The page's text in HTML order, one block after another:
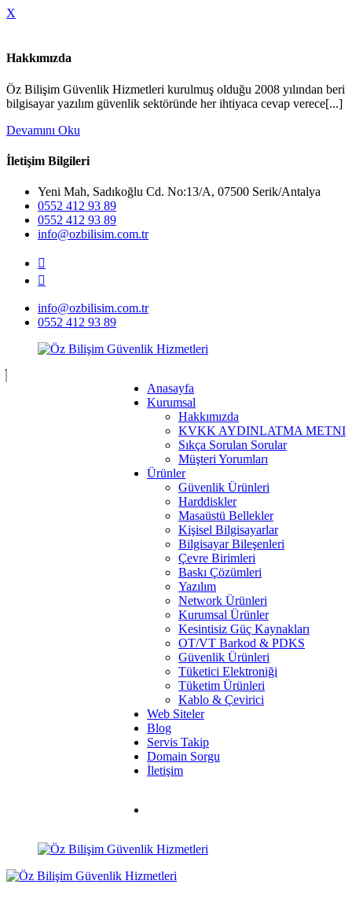
X
Hakkımızda
Öz Bilişim Güvenlik Hizmetleri kurulmuş olduğu 2008 yılından beri
bilgisayar yazılım güvenlik sektöründe her ihtiyaca cevap verece[...]
Devamını Oku
İletişim Bilgileri
Yeni Mah, Sadıkoğlu Cd. No:13/A, 07500 Serik/Antalya
0552 412 93 89
0552 412 93 89
info@ozbilisim.com.tr
info@ozbilisim.com.tr
0552 412 93 89
Anasayfa
Kurumsal
Hakkımızda
KVKK AYDINLATMA METNI
Sıkça Sorulan Sorular
Müşteri Yorumları
Ürünler
Güvenlik Ürünleri
Harddiskler
Masaüstü Bellekler
Kişisel Bilgisayarlar
Bilgisayar Bileşenleri
Çevre Birimleri
Baskı Çözümleri
Yazılım
Network Ürünleri
Kurumsal Ürünler
Kesintisiz Güç Kaynakları
OT/VT Barkod & PDKS
Güvenlik Ürünleri
Tüketici Elektroniği
Tüketim Ürünleri
Kablo & Çevirici
Web Siteler
Blog
Servis Takip
Domain Sorgu
İletişim